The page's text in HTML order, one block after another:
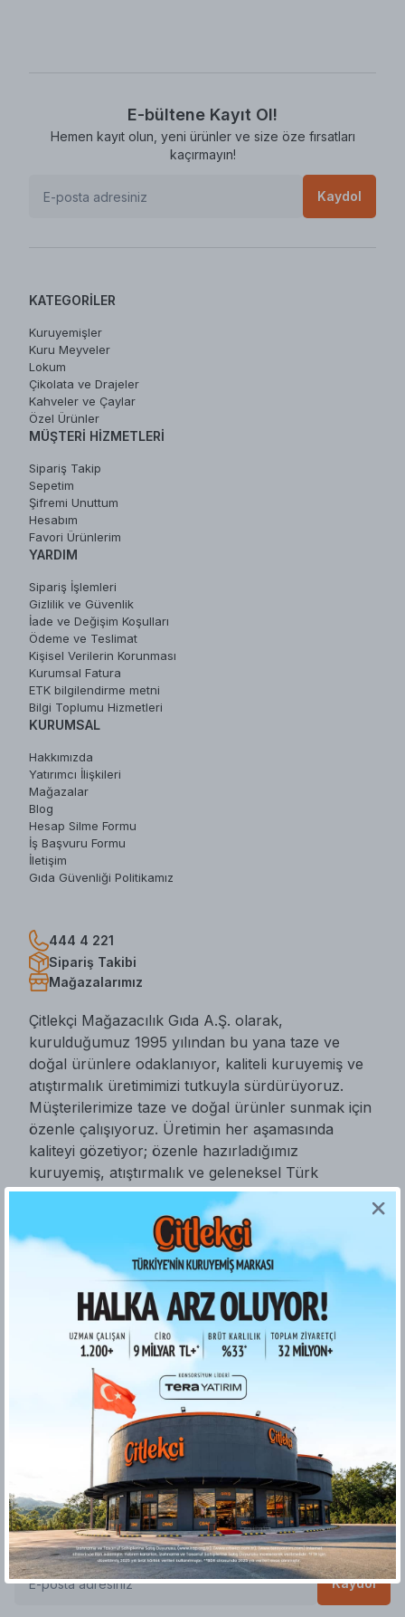
E-bültene Kayıt Ol!
Hemen kayıt olun, yeni ürünler ve size öze fırsatları
kaçırmayın!
Kaydol
444 4 221
Sipariş Takibi
Mağazalarımız
Çitlekçi Mağazacılık Gıda A.Ş. olarak,
kurulduğumuz 1995 yılından bu yana taze ve
doğal ürünlere odaklanıyor, kaliteli kuruyemiş ve
atıştırmalık üretimimizi tutkuyla sürdürüyoruz.
Müşterilerimize taze ve doğal ürünler sunmak için
özenle çalışıyoruz. Üretimin her aşamasında
kaliteyi gözetiyor; özenle hazırladığımız
kuruyemiş, atıştırmalık ve geleneksel Türk
lezzetlerini sofralarınıza ulaştırıyoruz.
KATEGORILER
Kuruyemişler
Kuru Meyveler
Lokum
Çikolata ve Drajeler
Kahveler ve Çaylar
Özel Ürünler
MÜŞTERI HIZMETLERI
Sipariş Takip
Sepetim
Şifremi Unuttum
Hesabım
Favori Ürünlerim
YARDIM
Sipariş İşlemleri
Gizlilik ve Güvenlik
İade ve Değişim Koşulları
Ödeme ve Teslimat
Kişisel Verilerin Korunması
Kurumsal Fatura
ETK bilgilendirme metni
Bilgi Toplumu Hizmetleri
KURUMSAL
Hakkımızda
Yatırımcı İlişkileri
Mağazalar
Blog
Hesap Silme Formu
İş Başvuru Formu
İletişim
Gıda Güvenliği Politikamız
© 2024 Çitlekçi Kuruyemiş. Tüm Hakları Saklıdır.
E-bültene Kayıt Ol!
Hemen kayıt olun, yeni ürünler ve size öze fırsatları kaçırmayın!
Kaydol